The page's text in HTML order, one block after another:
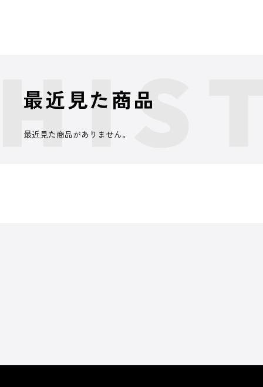
最近見た商品
最近見た商品がありません。